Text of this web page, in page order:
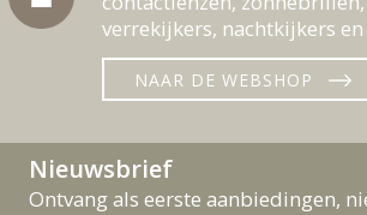
verrekijkers, nachtkijkers
NAAR DE WEBSHOP
Nieuwsbrief
Ontvang als eerste aanbiedingen,